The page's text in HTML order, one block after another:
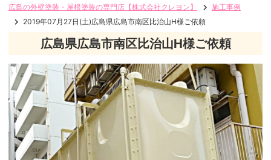
広島の外壁塗装・屋根塗装の専門店【株式会社クレヨン】
施工事例
2019年07月27日(土)広島県広島市南区比治山H様ご依頼
広島県広島市南区比治山H様ご依頼